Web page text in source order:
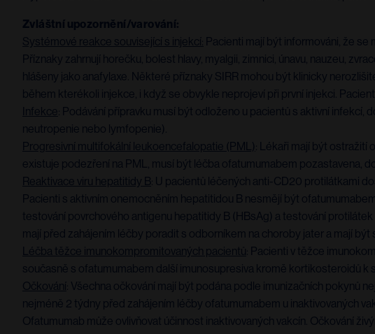
Zvláštní upozornění/varování:
Systémové reakce související s injekcí:
Pacienti mají být informováni, že
Příznaky zahrnují horečku, bolest hlavy, myalgii, zimnici, únavu, nauzeu,
hlášeny jako anafylaxe. Některé příznaky SIRR mohou být klinicky
během kterékoli injekce, i když se obvykle neprojeví při první injekci.
Infekce : Podávání přípravku musí být odloženo u pacientů s aktivní
neutropenie nebo lymfopenie).
Progresivní multifokální leukoencefalopatie (PML)
: Lékaři mají být
existuje podezření na PML, musí být léčba ofatumumabem pozastavena,
Reaktivace viru hepatitidy B
: U pacientů léčených anti-CD20 protilátkami
Pacienti s aktivním onemocněním hepatitidou B nesmějí být
testování povrchového antigenu hepatitidy B (HBsAg) a testování
mají před zahájením léčby poradit s odborníkem na choroby jater a mají
Léčba těžce imunokompromitovaných pacientů : Pacienti v těžce
současně s ofatumumabem další imunosupresiva kromě kortikosteroidů k
Očkování : Všechna očkování mají být podána podle imunizačních pokynů
nejméně 2 týdny před zahájením léčby ofatumumabem u inaktivovaných
Ofatumumab může ovlivňovat účinnost inaktivovaných vakcín. Očkování